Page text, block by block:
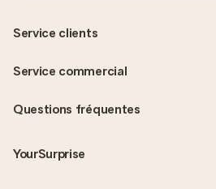
Questions fréquentes
YourSurprise
Service clients
Service commercial